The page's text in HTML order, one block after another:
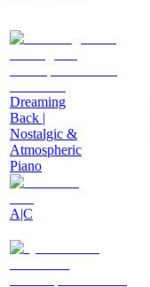
Dreaming
Back |
Nostalgic &
Atmospheric
Piano
A|C